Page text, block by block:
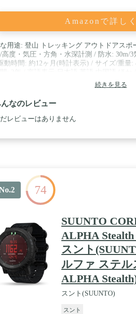
Amazonで詳し
用途: 登山 トレッキング アウトドアスポ
高度・気圧・方角・水深計測 / 防水: 30m/3
動時間: 約12ヶ月(時計表示) / サイズ/重量:
続きを見る
なのレビュー
レビューはありません
74
SUUNTO
ALPHA
スント
ルファ ステル
ALPHA
スント(SUUNTO)
スント